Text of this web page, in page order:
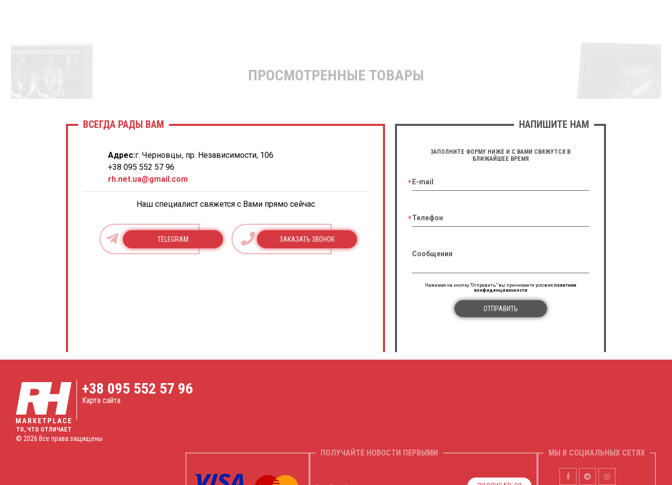
ПРОСМОТРЕННЫЕ ТОВАРЫ
НАПИШИТЕ НАМ
ЗАПОЛНИТЕ ФОРМУ НИЖЕ И С ВАМИ СВЯЖУТСЯ В
БЛИЖАЙШЕЕ ВРЕМЯ
E-mail
Телефон
Сообщения
Нажимая на кнопку "Отправить" вы принимаете условия политики
конфиденциальности
ОТПРАВИТЬ
ВСЕГДА РАДЫ ВАМ
Адрес:г. Черновцы, пр. Независимости, 106
+38 095 552 57 96
rh.net.ua@gmail.com
Наш специалист свяжется с Вами прямо сейчас
TELEGRAM ЗАКАЗАТЬ ЗВОНОК
ТО, ЧТО ОТЛИЧАЕТ
+38 095 552 57 96
Карта сайта
© 2026 Все права защищены
ПОЛУЧАЙТЕ НОВОСТИ ПЕРВЫМИ МЫ В СОЦИАЛЬНЫХ СЕТЯХ